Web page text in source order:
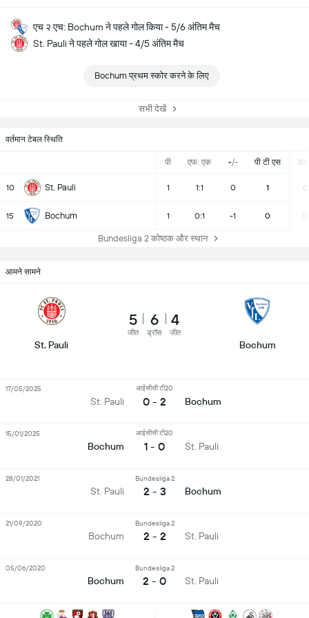
एच २ एच: Bochum ने पहले गोल किया - 5/6 अंतिम मैच
St. Pauli ने पहले गोल खाया - 4/5 अंतिम मैच
Bochum प्रथम स्कोर करने के लिए
सभी देखें
वर्तमान टेबल स्थिति
पी एफ: एक +/- पी टी एस
10 St. Pauli 1 1:1 0 1 0
15 Bochum 1 0:1 -1 0 0
Bundesliga 2 कोष्ठक और स्थान
आमने सामने
St. Pauli
5
जीत
6
ड्रॉस
4
जीत
Bochum
St. Pauli
आईसीसी टी20
0 - 2 Bochum
17/05/2025
Bochum
आईसीसी टी20
1 - 0 St. Pauli
15/01/2025
St. Pauli
Bundesliga 2
2 - 3 Bochum
28/01/2021
Bochum
Bundesliga 2
2 - 2 St. Pauli
21/09/2020
Bochum
Bundesliga 2
2 - 0 St. Pauli
05/06/2020